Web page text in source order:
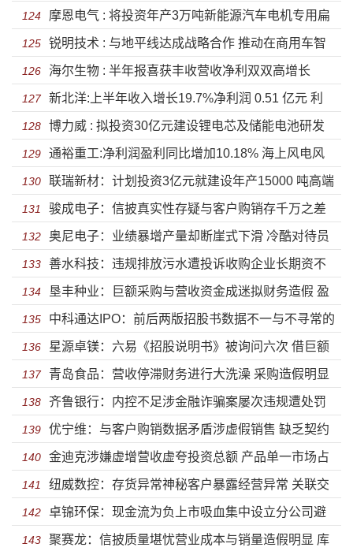
行业领军企业
124 摩恩电气 : 将投资年产3万吨新能源汽车电机专用扁
型电磁线项目
125 锐明技术 : 与地平线达成战略合作 推动在商用车智
能化领域
126 海尔生物 : 半年报喜获丰收营收净利双双高增长
127 新北洋:上半年收入增长19.7%净利润 0.51 亿元 利
润与营收未同步增长
128 博力威 : 拟投资30亿元建设锂电芯及储能电池研发
生产总部项目
129 通裕重工:净利润盈利同比增加10.18% 海上风电风
机大型化成为未来趋势
130 联瑞新材：计划投资3亿元就建设年产15000 吨高端
芯片封装用球形粉体
131 骏成电子：信披真实性存疑与客户购销存千万之差
诸多财务数据异常经营拟造假
132 奥尼电子：业绩暴增产量却断崖式下滑 冷酷对待员
工令人寒心弄虚作假被行政处罚
133 善水科技：违规排放污水遭投诉收购企业长期资不
抵债 避而不答深交所质问毛利率问题
134 垦丰种业：巨额采购与营收资金成迷拟财务造假 盈
利能力大幅下滑股东违规减持被监管
135 中科通达IPO：前后两版招股书数据不一与不寻常的
“可恢复”对赌协议
136 星源卓镁：六易《招股说明书》被询问六次 借巨额
外汇未还涉跨境洗钱或涉扰乱外汇市场
137 青岛食品：营收停滞财务进行大洗澡 采购造假明显
刚申报就被监管信披或失实
138 齐鲁银行：内控不足涉金融诈骗案屡次违规遭处罚
盈利能力缩水踩雷债劵违约
139 优宁维：与客户购销数据矛盾涉虚假销售 缺乏契约
精神携可恢复对赌协议闯关
140 金迪克涉嫌虚增营收虚夸投资总额 产品单一市场占
有率下滑债务压顶却急于分红
141 纽威数控：存货异常神秘客户暴露经营异常 关联交
易疑虚假披露虚增巨额营收为上市
142 卓锦环保：现金流为负上市吸血集中设立分公司避
税 盈利能力下滑核心竞争力差强人意
143 聚赛龙：信披质量堪忧营业成本与销量造假明显 库